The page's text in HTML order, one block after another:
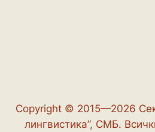
Copyright © 2015—2026
лингвистика”, СМБ.